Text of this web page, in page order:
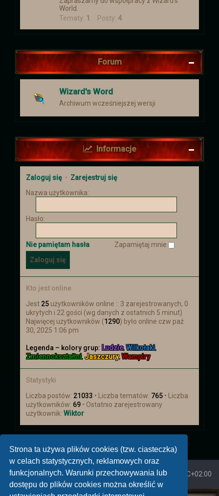
Strona ta używa plików cookies (tzw. ciasteczka)
w celach statystycznych, reklamowych oraz
funkcjonalnych. Warunki przechowywania lub
dostępu do plików cookies można określić w
World.
Tematy: 1 Posty: 4
Forum
Wizard's Word
Archiwum wcześniejszej wersji
Informacje
Zaloguj się • Zarejestruj się
Nazwa użytkownika:
Hasło:
Nie pamiętam hasła Zapamiętaj mnie
Kto jest online
Jest 25 użytkowników online :: 3 zarejestrowanych, 0
ukrytych i 22 gości (wg danych z ostatnich 5 minut)
Najwięcej użytkowników (1290) było online czw paź
30, 2025 1:06 pm
Legenda – kolory grup: Ludzie,Wilkołaki,
Zmiennokształtni,Jaszczury,Wampiry
Statystyki
Liczba postów: 21033 • Liczba tematów: 765 • Liczba
użytkowników: 69 • Ostatnio zarejestrowany
użytkownik: Wiktor
Strona główna Strefa czasowa UTC+02:00